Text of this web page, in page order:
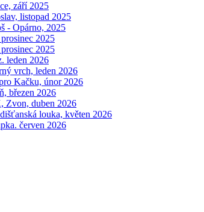
září 2025
listopad 2025
- Opárno, 2025
2025
2025
leden 2026
vrch, leden 2026
Kačku, únor 2026
březen 2026
Zvon, duben 2026
louka, květen 2026
červen 2026